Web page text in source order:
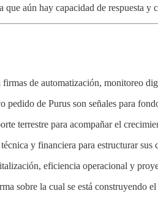
que aún hay capacidad de respuesta
de automatización, monitoreo
de Purus son señales para
terrestre para acompañar el
y financiera para estructurar
eficiencia operacional y
sobre la cual se está construyendo